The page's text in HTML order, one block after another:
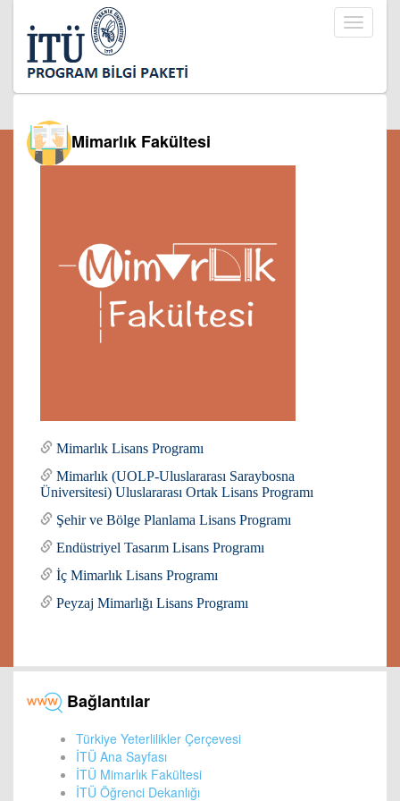
Toggle
Mimarlık Fakültesi
Mimarlık Lisans Programı
Mimarlık (UOLP-Uluslararası Saraybosna
Üniversitesi) Uluslararası Ortak Lisans Programı
Şehir ve Bölge Planlama Lisans Programı
Endüstriyel Tasarım Lisans Programı
İç Mimarlık Lisans Programı
Peyzaj Mimarlığı Lisans Programı
Bağlantılar
Türkiye Yeterlilikler Çerçevesi
İTÜ Ana Sayfası
İTÜ Mimarlık Fakültesi
İTÜ Öğrenci Dekanlığı